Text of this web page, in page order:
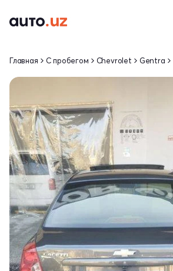
Главная С пробегом Chevrolet Gentra